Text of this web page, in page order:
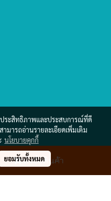
สั่งซื้อสินค้า
Enterprise Co.,Ltd All
ประสิทธิภาพและประสบการณ์ที่ดี
ามารถอ่านรายละเอียดเพิ่มเติม
นโยบายคุกกี้
ยอมรับทั้งหมด